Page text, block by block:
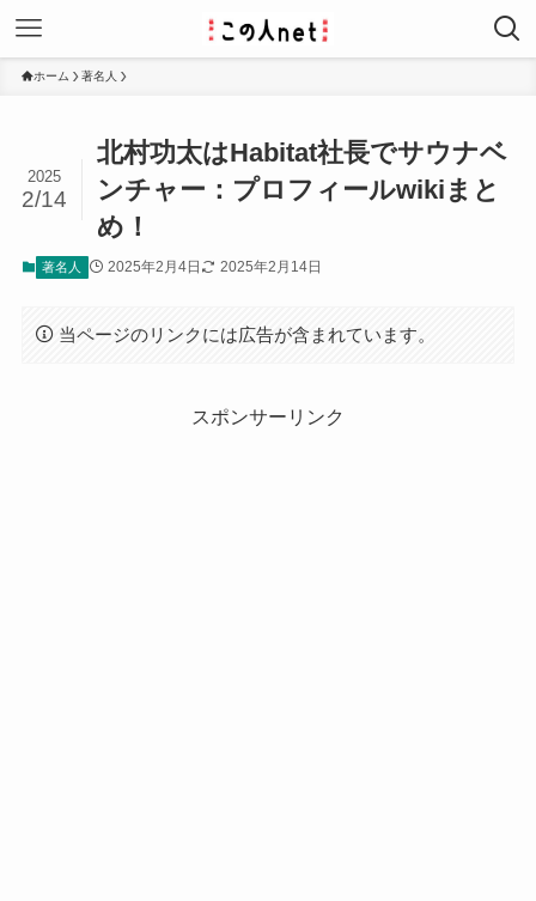
ホーム 著名人
北村功太はHabitat社長でサウナベ
ンチャー：プロフィールwikiまと
め！
2025
2/14
著名人 2025年2月4日 2025年2月14日
当ページのリンクには広告が含まれています。
スポンサーリンク